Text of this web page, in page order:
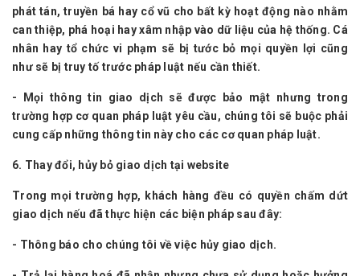
phát tán, truyền bá hay cổ vũ cho bất kỳ hoạt động nào nhằm
can thiệp, phá hoại hay xâm nhập vào dữ liệu của hệ thống. Cá
nhân hay tổ chức vi phạm sẽ bị tước bỏ mọi quyền lợi cũng
như sẽ bị truy tố trước pháp luật nếu cần thiết.
- Mọi thông tin giao dịch sẽ được bảo mật nhưng trong
trường hợp cơ quan pháp luật yêu cầu, chúng tôi sẽ buộc phải
cung cấp những thông tin này cho các cơ quan pháp luật.
6. Thay đổi, hủy bỏ giao dịch tại website
Trong mọi trường hợp, khách hàng đều có quyền chấm dứt
giao dịch nếu đã thực hiện các biện pháp sau đây:
- Thông báo cho chúng tôi về việc hủy giao dịch.